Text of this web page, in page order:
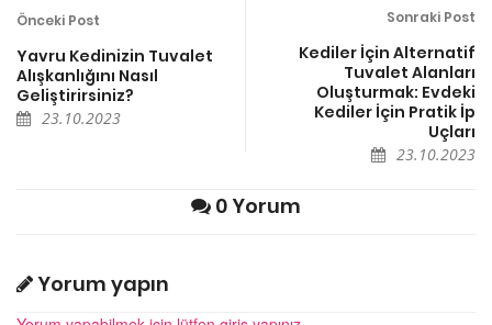
Önceki Post
Yavru Kedinizin Tuvalet
Alışkanlığını Nasıl
Geliştirirsiniz?
23.10.2023
Sonraki Post
Kediler İçin Alternatif
Tuvalet Alanları
Oluşturmak: Evdeki
Kediler İçin Pratik İp
Uçları
23.10.2023
0 Yorum
Yorum yapın